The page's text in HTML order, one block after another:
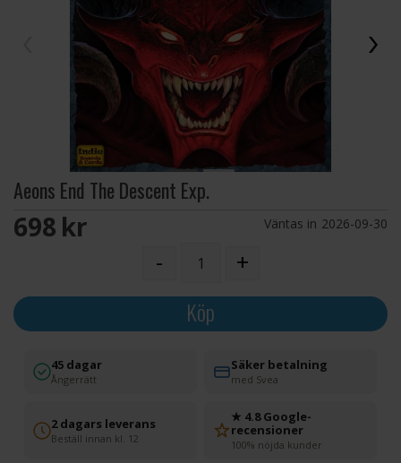
Aeons End The Descent Exp.
698 SEK Väntas in 2026-09-30
- +
Köp
45 dagar
Ångerrätt
Säker betalning
med Svea
2 dagars leverans
Beställ innan kl. 12
★ 4.8 Google-
recensioner
100% nöjda kunder